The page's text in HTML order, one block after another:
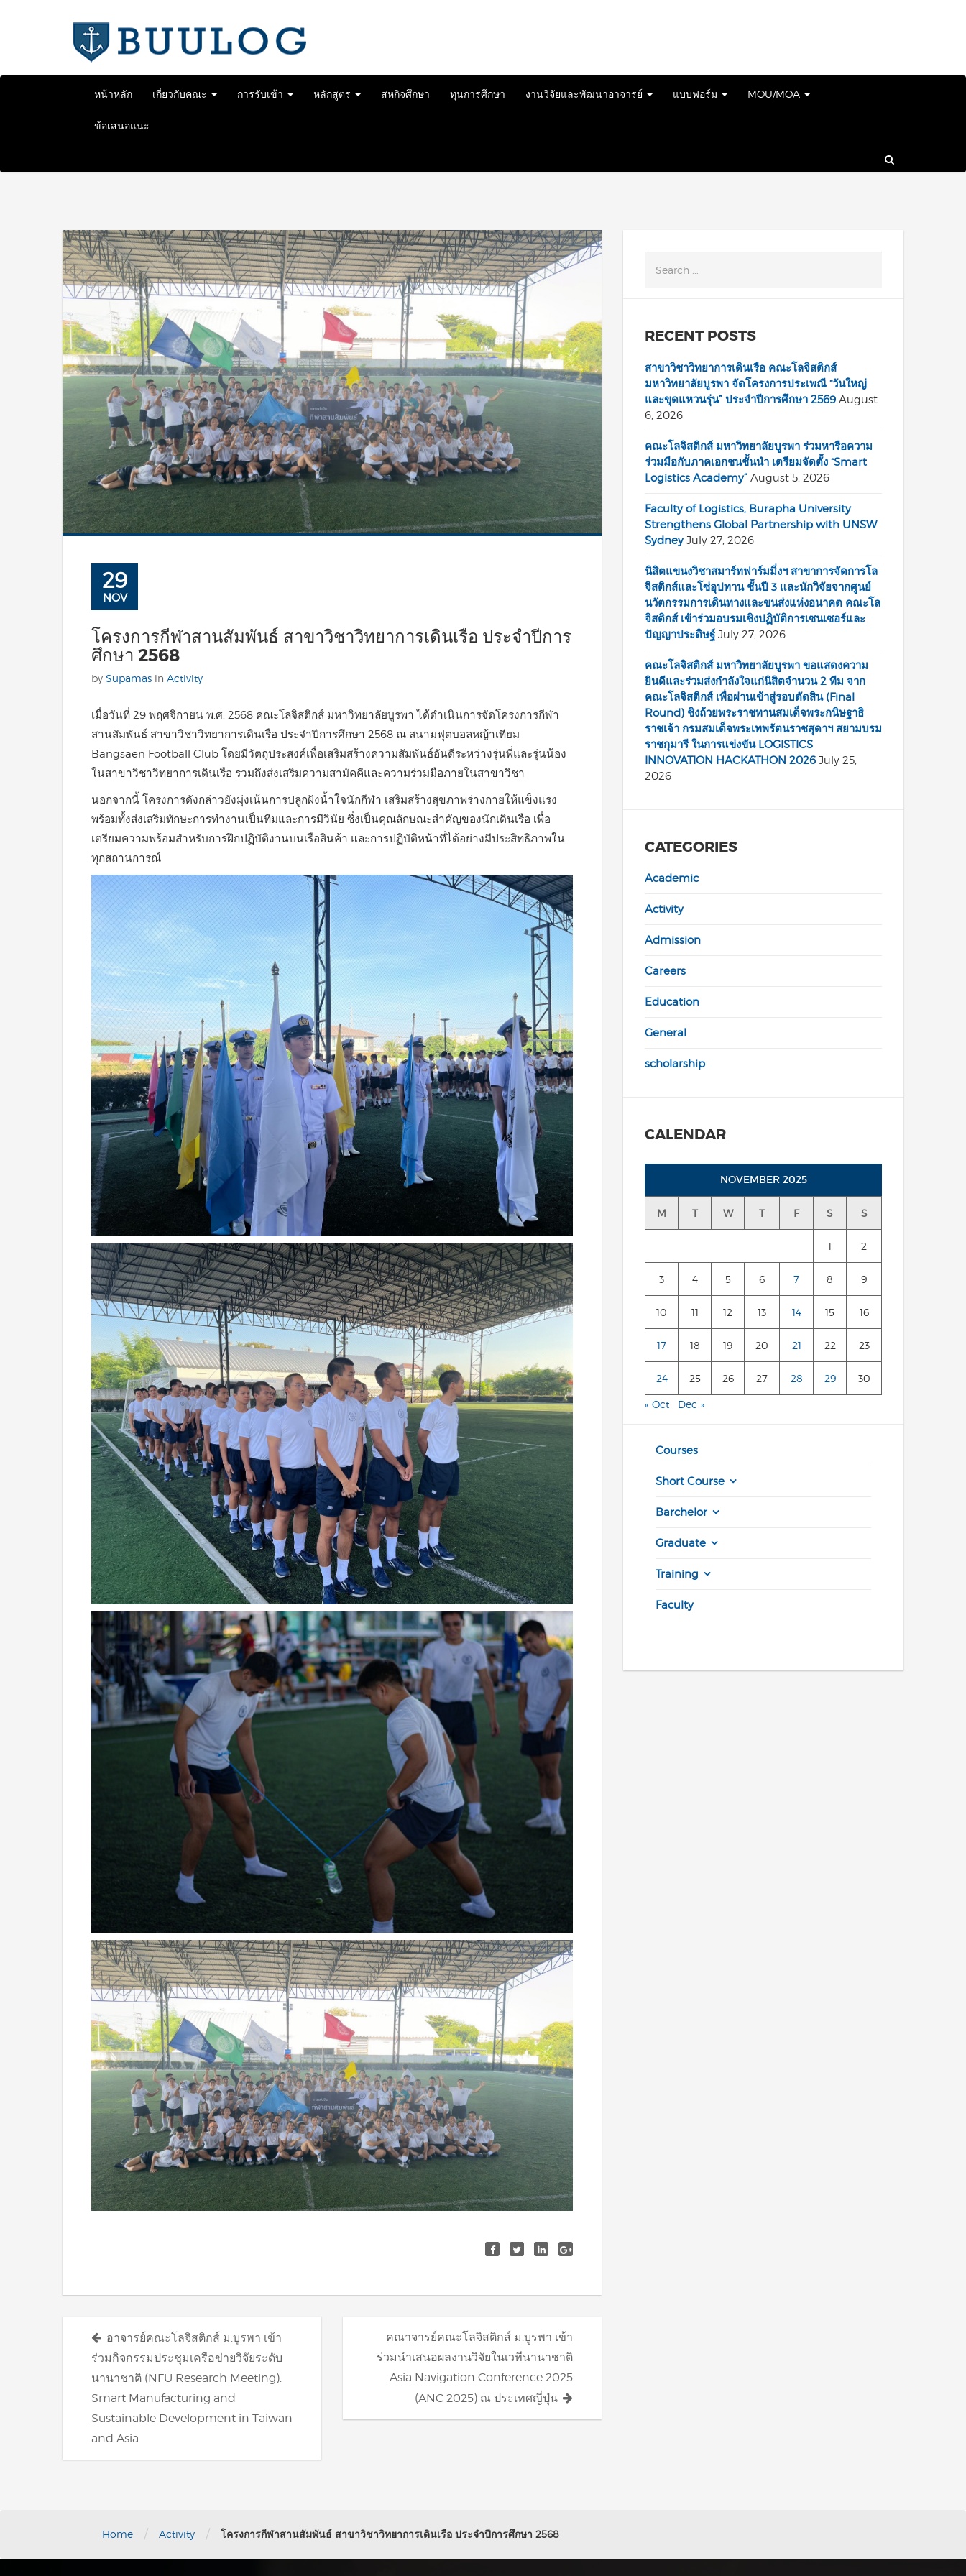
หน้าหลัก เกี่ยวกับคณะ การรับเข้า หลักสูตร สหกิจศึกษา ทุนการศึกษา งานวิจัยและพัฒนาอาจารย์ แบบฟอร์ม MOU/MOA
ข้อเสนอแนะ
29
NOV
โครงการกีฬาสานสัมพันธ์ สาขาวิชาวิทยาการเดินเรือ ประจำปีการ
ศึกษา 2568
by Supamas in Activity
เมื่อวันที่ 29 พฤศจิกายน พ.ศ. 2568 คณะโลจิสติกส์ มหาวิทยาลัยบูรพา ได้ดำเนินการจัดโครงการกีฬา
สานสัมพันธ์ สาขาวิชาวิทยาการเดินเรือ ประจำปีการศึกษา 2568 ณ สนามฟุตบอลหญ้าเทียม
Bangsaen Football Club โดยมีวัตถุประสงค์เพื่อเสริมสร้างความสัมพันธ์อันดีระหว่างรุ่นพี่และรุ่นน้อง
ในสาขาวิชาวิทยาการเดินเรือ รวมถึงส่งเสริมความสามัคคีและความร่วมมือภายในสาขาวิชา
นอกจากนี้ โครงการดังกล่าวยังมุ่งเน้นการปลูกฝังน้ำใจนักกีฬา เสริมสร้างสุขภาพร่างกายให้แข็งแรง
พร้อมทั้งส่งเสริมทักษะการทำงานเป็นทีมและการมีวินัย ซึ่งเป็นคุณลักษณะสำคัญของนักเดินเรือ เพื่อ
เตรียมความพร้อมสำหรับการฝึกปฏิบัติงานบนเรือสินค้า และการปฏิบัติหน้าที่ได้อย่างมีประสิทธิภาพใน
ทุกสถานการณ์
Posts
navigation
อาจารย์คณะโลจิสติกส์ ม.บูรพา เข้า
ร่วมกิจกรรมประชุมเครือข่ายวิจัยระดับ
นานาชาติ (NFU Research Meeting):
Smart Manufacturing and
Sustainable Development in Taiwan
and Asia
คณาจารย์คณะโลจิสติกส์ ม.บูรพา เข้า
ร่วมนำเสนอผลงานวิจัยในเวทีนานาชาติ
Asia Navigation Conference 2025
(ANC 2025) ณ ประเทศญี่ปุ่น
RECENT POSTS
สาขาวิชาวิทยาการเดินเรือ คณะโลจิสติกส์
มหาวิทยาลัยบูรพา จัดโครงการประเพณี “วันใหญ่
และขุดแหวนรุ่น” ประจำปีการศึกษา 2569 August
6, 2026
คณะโลจิสติกส์ มหาวิทยาลัยบูรพา ร่วมหารือความ
ร่วมมือกับภาคเอกชนชั้นนำ เตรียมจัดตั้ง “Smart
Logistics Academy” August 5, 2026
Faculty of Logistics, Burapha University
Strengthens Global Partnership with UNSW
Sydney July 27, 2026
นิสิตแขนงวิชาสมาร์ทฟาร์มมิ่งฯ สาขาการจัดการโล
จิสติกส์และโซ่อุปทาน ชั้นปี 3 และนักวิจัยจากศูนย์
นวัตกรรมการเดินทางและขนส่งแห่งอนาคต คณะโล
จิสติกส์ เข้าร่วมอบรมเชิงปฏิบัติการเซนเซอร์และ
ปัญญาประดิษฐ์ July 27, 2026
คณะโลจิสติกส์ มหาวิทยาลัยบูรพา ขอแสดงความ
ยินดีและร่วมส่งกำลังใจแก่นิสิตจำนวน 2 ทีม จาก
คณะโลจิสติกส์ เพื่อผ่านเข้าสู่รอบตัดสิน (Final
Round) ชิงถ้วยพระราชทานสมเด็จพระกนิษฐาธิ
ราชเจ้า กรมสมเด็จพระเทพรัตนราชสุดาฯ สยามบรม
ราชกุมารี ในการแข่งขัน LOGISTICS
INNOVATION HACKATHON 2026 July 25,
2026
CATEGORIES
Academic
Activity
Admission
Careers
Education
General
scholarship
CALENDAR
NOVEMBER 2025
M T W T F S S
1 2
3 4 5 6 7 8 9
10 11 12 13 14 15 16
17 18 19 20 21 22 23
24 25 26 27 28 29 30
« Oct Dec »
Courses
Short Course
Barchelor
Graduate
Training
Faculty
Home / Activity / โครงการกีฬาสานสัมพันธ์ สาขาวิชาวิทยาการเดินเรือ ประจำปีการศึกษา 2568